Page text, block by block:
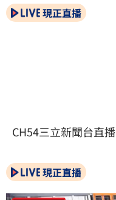
現正直播
CH54三立新聞台直播
現正直播